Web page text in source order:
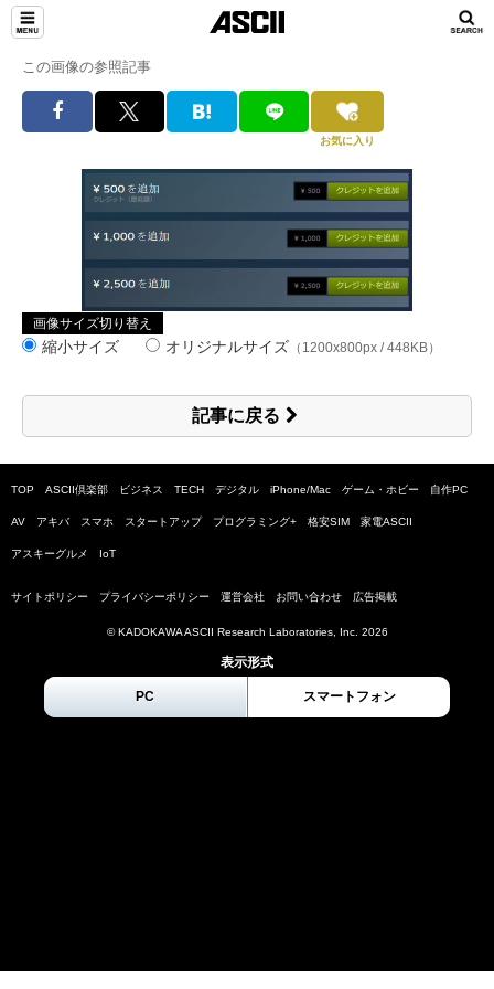
この画像の参照記事
お気に入り
画像サイズ切り替え
縮小サイズ オリジナルサイズ （1200x800px / 448KB）
記事に戻る
TOP ASCII倶楽部 ビジネス TECH デジタル iPhone/Mac ゲーム・ホビー 自作PC
AV アキバ スマホ スタートアップ プログラミング+ 格安SIM 家電ASCII
アスキーグルメ IoT
サイトポリシー プライバシーポリシー 運営会社 お問い合わせ 広告掲載
© KADOKAWA ASCII Research Laboratories, Inc. 2026
表示形式
PC スマートフォン